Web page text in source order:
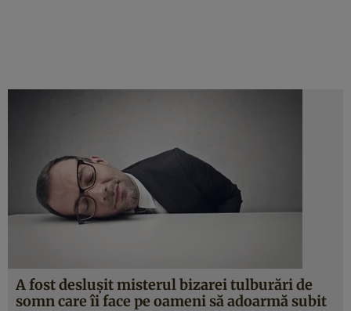
A fost desluşit misterul bizarei tulburări de
somn care îi face pe oameni să adoarmă subit